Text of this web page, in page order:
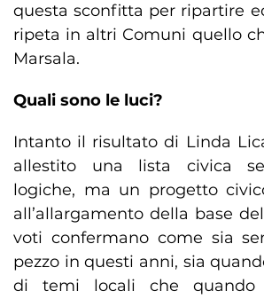
questa sconfitta per ripartire
ripeta in altri Comuni quello
Marsala.
Quali sono le luci?
Intanto il risultato di Linda
allestito una lista civica
logiche, ma un progetto
all’allargamento della base
voti confermano come sia
pezzo in questi anni, sia
di temi locali che quando